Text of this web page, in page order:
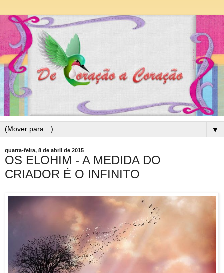
▼
quarta-feira, 8 de abril de 2015
OS ELOHIM - A MEDIDA DO
CRIADOR É O INFINITO